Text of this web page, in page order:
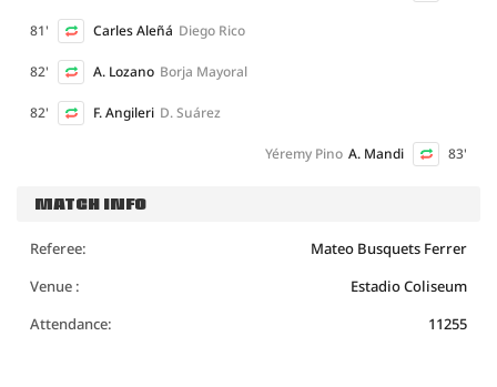
81' Carles Aleñá Diego Rico
82' A. Lozano Borja Mayoral
82' F. Angileri D. Suárez
83'
A. Mandi
Yéremy Pino
MATCH INFO
Referee:
Mateo Busquets Ferrer
Venue :
Estadio Coliseum
Attendance:
11255